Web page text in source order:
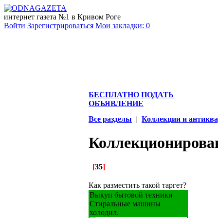
интернет газета №1 в Кривом Роге
Войти Зарегистрироваться Мои закладки: 0
БЕСПЛАТНО ПОДАТЬ
ОБЪЯВЛЕНИЕ
Все разделы | Коллекции и
[35]
Как разместить такой таргет?
Выкуп бытовой техники
Стиральные машины
холодил.